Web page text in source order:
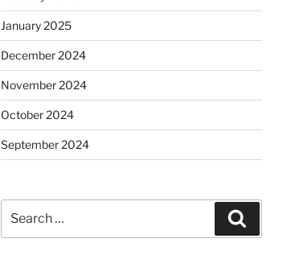
January 2025
December 2024
November 2024
October 2024
September 2024
for: